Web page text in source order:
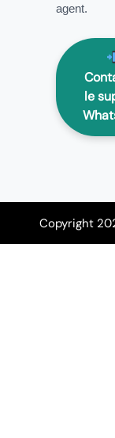
agent.
le
Copyright